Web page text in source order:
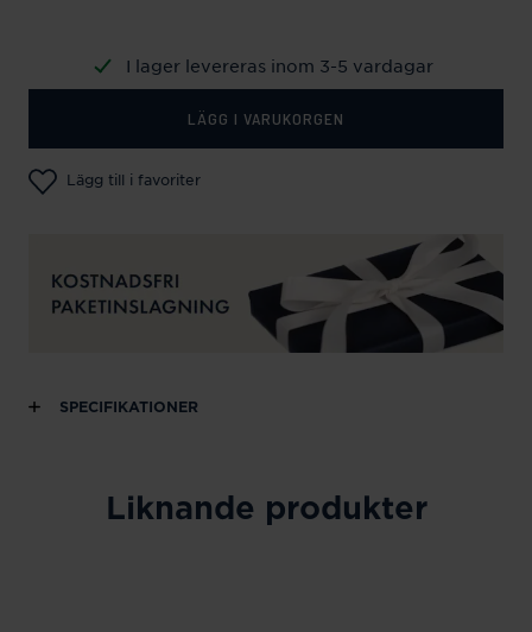
I lager levereras inom 3-5 vardagar
LÄGG I VARUKORGEN
Lägg till i favoriter
SPECIFIKATIONER
Liknande produkter